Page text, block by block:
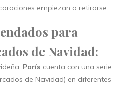
empiezan a retirarse.
para
de Navidad:
París cuenta con una serie
de Navidad) en diferentes